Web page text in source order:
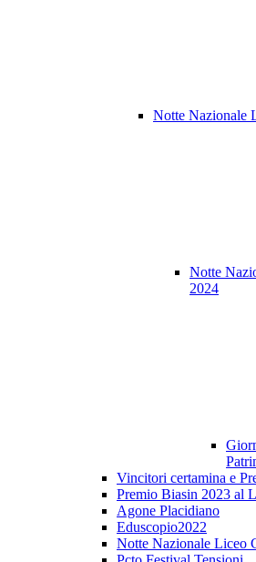
Notte Nazionale
Notte
2024
Vincitori certamina e
Premio Biasin 2023 al
Agone Placidiano
Eduscopio2022
Notte Nazionale Liceo